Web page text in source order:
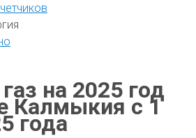
на 2025 год
Калмыкия с 1
года